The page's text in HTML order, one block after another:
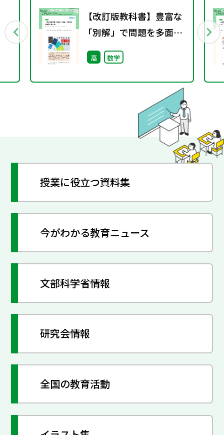
【改訂版教科書】豊富な
「別解」で問題を多面的
に捉える！
高 数学
授業に役立つ資料集
今がわかる教育ニュース
文部科学省情報
研究会情報
全国の教育活動